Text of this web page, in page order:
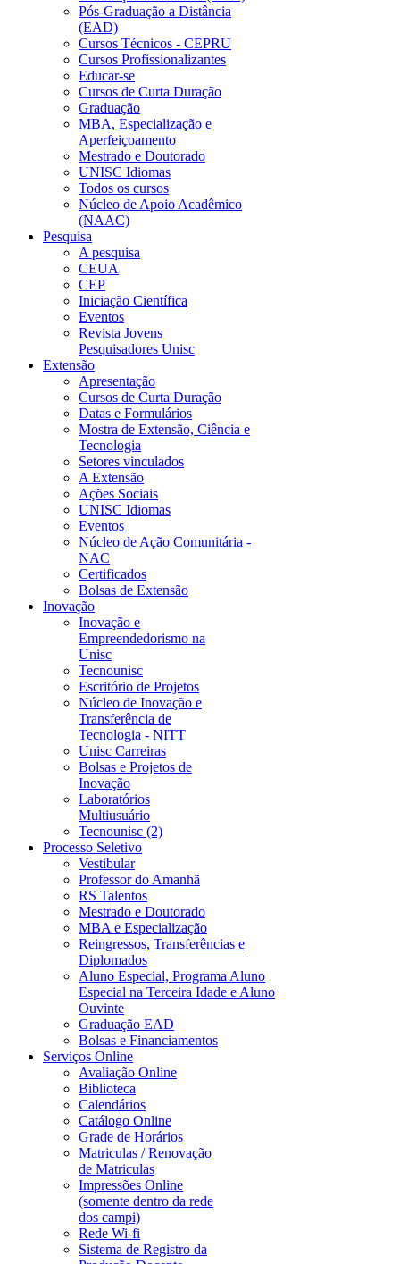
Pós-Graduação a Distância
(EAD)
Cursos Técnicos - CEPRU
Cursos Profissionalizantes
Educar-se
Cursos de Curta Duração
Graduação
MBA, Especialização e
Aperfeiçoamento
Mestrado e Doutorado
UNISC Idiomas
Todos os cursos
Núcleo de Apoio Acadêmico
(NAAC)
Pesquisa
A pesquisa
CEUA
CEP
Iniciação Científica
Eventos
Revista Jovens
Pesquisadores Unisc
Extensão
Apresentação
Cursos de Curta Duração
Datas e Formulários
Mostra de Extensão, Ciência e
Tecnologia
Setores vinculados
A Extensão
Ações Sociais
UNISC Idiomas
Eventos
Núcleo de Ação Comunitária -
NAC
Certificados
Bolsas de Extensão
Inovação
Inovação e
Empreendedorismo na
Unisc
Tecnounisc
Escritório de Projetos
Núcleo de Inovação e
Transferência de
Tecnologia - NITT
Unisc Carreiras
Bolsas e Projetos de
Inovação
Laboratórios
Multiusuário
Tecnounisc (2)
Processo Seletivo
Vestibular
Professor do Amanhã
RS Talentos
Mestrado e Doutorado
MBA e Especialização
Reingressos, Transferências e
Diplomados
Aluno Especial, Programa Aluno
Especial na Terceira Idade e Aluno
Ouvinte
Graduação EAD
Bolsas e Financiamentos
Serviços Online
Avaliação Online
Biblioteca
Calendários
Catálogo Online
Grade de Horários
Matriculas / Renovação
de Matriculas
Impressões Online
(somente dentro da rede
dos campi)
Rede Wi-fi
Sistema de Registro da